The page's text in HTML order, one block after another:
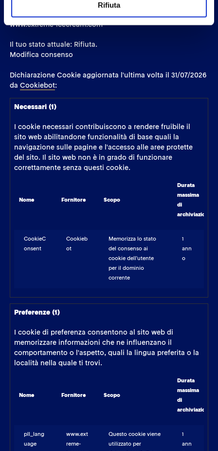
Rifiuta
Il tuo consenso si applica ai seguenti siti web:
www.extreme-icecream.com
Il tuo stato attuale: Rifiuta.
Modifica consenso
Dichiarazione Cookie aggiornata l'ultima volta il 31/07/2026
da Cookiebot:
Necessari (1)
I cookie necessari contribuiscono a rendere fruibile il
sito web abilitandone funzionalità di base quali la
navigazione sulle pagine e l'accesso alle aree protette
del sito. Il sito web non è in grado di funzionare
correttamente senza questi cookie.
Nome Fornitore Scopo
Durata
massima
di
archiviazione
CookieC
onsent
Cookieb
ot
Memorizza lo stato
del consenso ai
cookie dell'utente
per il dominio
corrente
1
ann
o
Preferenze (1)
I cookie di preferenza consentono al sito web di
memorizzare informazioni che ne influenzano il
comportamento o l'aspetto, quali la lingua preferita o la
località nella quale ti trovi.
Nome Fornitore Scopo
Durata
massima
di
archiviazione
pll_lang
uage
www.ext
reme-
Questo cookie viene
utilizzato per
1
ann